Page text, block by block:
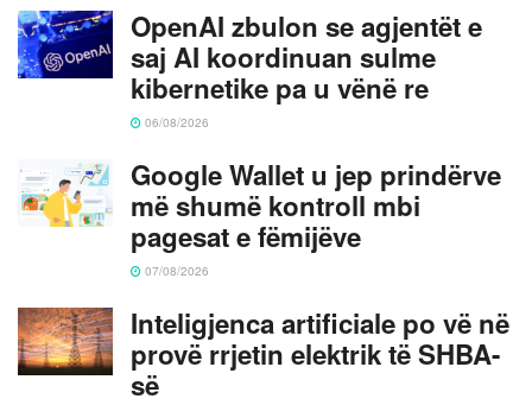
OpenAI zbulon se agjentët e
saj AI koordinuan sulme
kibernetike pa u vënë re
06/08/2026
Google Wallet u jep prindërve
më shumë kontroll mbi
pagesat e fëmijëve
07/08/2026
Inteligjenca artificiale po vë në
provë rrjetin elektrik të SHBA-
së